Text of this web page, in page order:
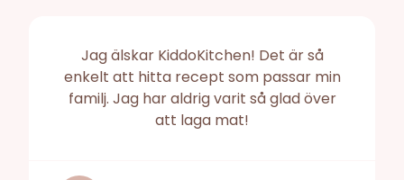
Jag älskar KiddoKitchen! Det är så
enkelt att hitta recept som passar min
familj. Jag har aldrig varit så glad över
att laga mat!